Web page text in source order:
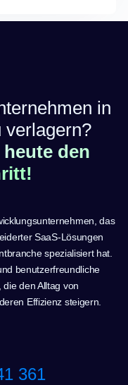
in
verlagern?
den
das
SaaS-Lösungen
spezialisiert hat.
benutzerfreundliche
den Alltag von
Effizienz steigern.
361